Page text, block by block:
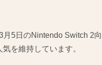
月5日のNintendo Switch 2向
を維持しています。